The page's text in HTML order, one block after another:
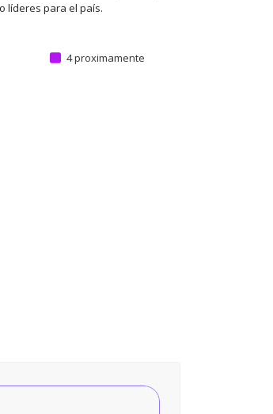
líderes para el país.
4 proximamente